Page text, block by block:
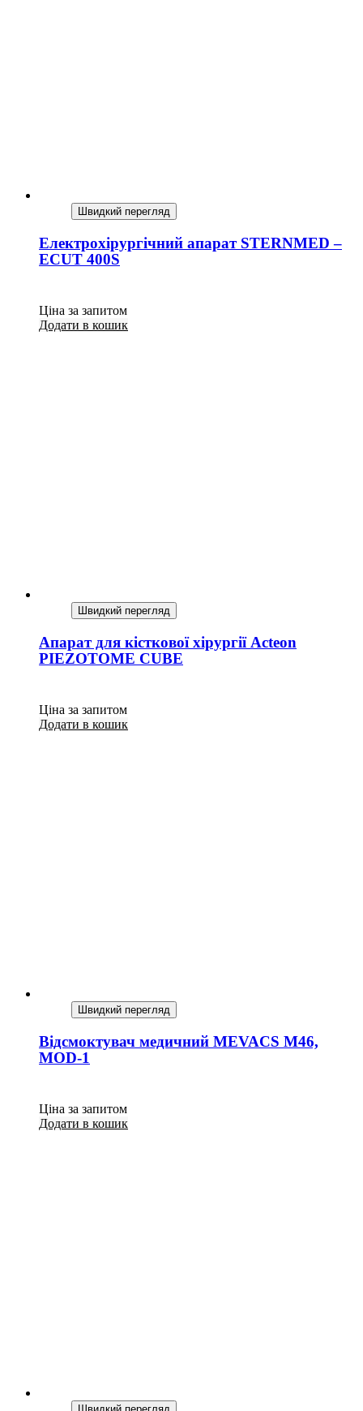
Швидкий перегляд
Електрохірургічний апарат STERNMED –
ECUT 400S
Ціна за запитом
Додати в кошик
Швидкий перегляд
Апарат для кісткової хірургії Acteon
PIEZOTOME CUBE
Ціна за запитом
Додати в кошик
Швидкий перегляд
Відсмоктувач медичний MEVACS M46,
MOD-1
Ціна за запитом
Додати в кошик